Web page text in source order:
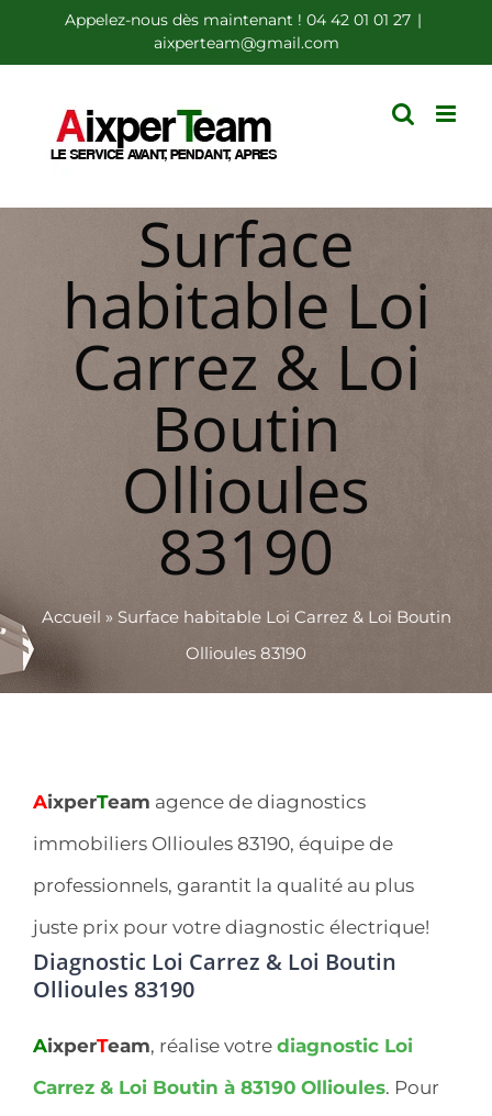
au
contenu
Appelez-nous dès maintenant ! 04 42 01 01 27 |
aixperteam@gmail.com
Surface
habitable Loi
Carrez & Loi
Boutin
Ollioules
83190
Accueil » Surface habitable Loi Carrez & Loi Boutin
Ollioules 83190
AixperTeam agence de diagnostics
immobiliers Ollioules 83190, équipe de
professionnels, garantit la qualité au plus
juste prix pour votre diagnostic électrique!
Diagnostic Loi Carrez & Loi Boutin
Ollioules 83190
AixperTeam, réalise votre diagnostic Loi
Carrez & Loi Boutin à 83190 Ollioules. Pour